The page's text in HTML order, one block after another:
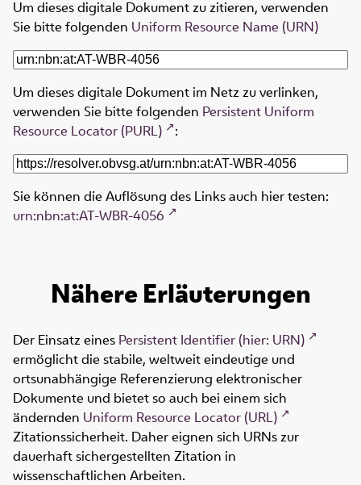
Um dieses digitale Dokument zu zitieren, verwenden
Sie bitte folgenden Uniform Resource Name (URN)
Um dieses digitale Dokument im Netz zu verlinken,
verwenden Sie bitte folgenden Persistent Uniform
Resource Locator (PURL)
:
Sie können die Auflösung des Links auch hier testen:
urn:nbn:at:AT-WBR-4056
Nähere Erläuterungen
Der Einsatz eines Persistent Identifier (hier: URN)
ermöglicht die stabile, weltweit eindeutige und
ortsunabhängige Referenzierung elektronischer
Dokumente und bietet so auch bei einem sich
ändernden Uniform Resource Locator (URL)
Zitationssicherheit. Daher eignen sich URNs zur
dauerhaft sichergestellten Zitation in
wissenschaftlichen Arbeiten.